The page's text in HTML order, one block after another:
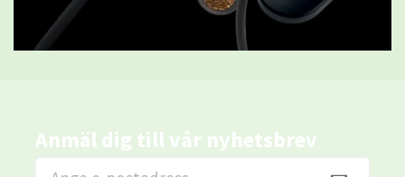
Anmäl dig till vår nyhetsbrev